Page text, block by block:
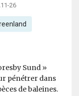
26
Sund »
pénétrer dans
de baleines.